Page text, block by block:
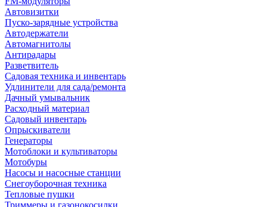
Автовизитки
Пуско-зарядные устройства
Автодержатели
Автомагнитолы
Антирадары
Разветвитель
Садовая техника и инвентарь
Удлинители для сада/ремонта
Дачный умывальник
Расходный материал
Садовый инвентарь
Опрыскиватели
Генераторы
Мотоблоки и культиваторы
Мотобуры
Насосы и насосные станции
Снегоуборочная техника
Тепловые пушки
Триммеры и газонокосилки